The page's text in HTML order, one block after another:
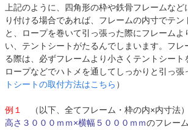
上記のように、四角形の枠や鉄骨フレームなど
り付ける場合であれば、フレームの内寸でテン
と、ロープを巻いて引っ張った際にフレームよ
い、テントシートがたるんでしまいます。フレ
る際は、必ずフレームより小さくテントシート
ロープなどでハトメを通してしっかりと引っ張
トシートの取付方法はこちら ）
例１
（以下、全てフレーム・枠の内×内寸法）
高さ３０００ｍｍ×横幅５０００ｍｍのフレー